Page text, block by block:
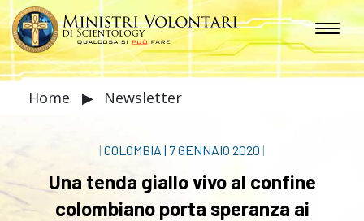
Home ▶ Newsletter
| COLOMBIA | 7 GENNAIO 2020 |
Una tenda giallo vivo al confine
colombiano porta speranza ai